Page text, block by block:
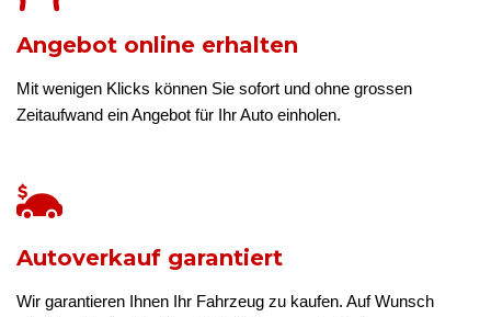
Angebot online erhalten
Mit wenigen Klicks können Sie sofort und ohne grossen
Zeitaufwand ein Angebot für Ihr Auto einholen.
Autoverkauf garantiert
Wir garantieren Ihnen Ihr Fahrzeug zu kaufen. Auf Wunsch